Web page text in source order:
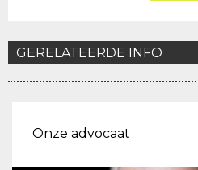
GERELATEERDE INFO
Onze advocaat